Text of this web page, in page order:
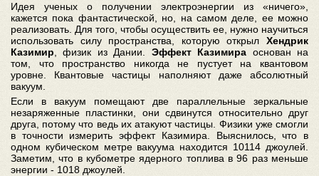
Идея ученых о получении электроэнергии из «ничего»,
кажется пока фантастической, но, на самом деле, ее можно
реализовать. Для того, чтобы осуществить ее, нужно научиться
использовать силу пространства, которую открыл Хендрик
Казимир , физик из Дании. Эффект Казимира основан на
том, что пространство никогда не пустует на квантовом
уровне. Квантовые частицы наполняют даже абсолютный
вакуум.
Если в вакуум помещают две параллельные зеркальные
незаряженные пластинки, они сдвинутся относительно друг
друга, потому что ведь их атакуют частицы. Физики уже смогли
в точности измерить эффект Казимира. Выяснилось, что в
одном кубическом метре вакуума находится 10114 джоулей.
Заметим, что в кубометре ядерного топлива в 96 раз меньше
энергии - 1018 джоулей.